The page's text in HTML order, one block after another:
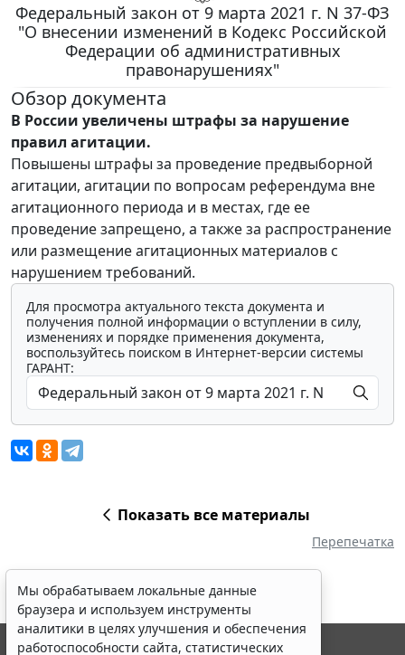
Федеральный закон от 9 марта 2021 г. N 37-ФЗ
"О внесении изменений в Кодекс Российской
Федерации об административных
правонарушениях"
Обзор документа
В России увеличены штрафы за нарушение
правил агитации.
Повышены штрафы за проведение предвыборной
агитации, агитации по вопросам референдума вне
агитационного периода и в местах, где ее
проведение запрещено, а также за распространение
или размещение агитационных материалов с
нарушением требований.
Для просмотра актуального текста документа и
получения полной информации о вступлении в силу,
изменениях и порядке применения документа,
воспользуйтесь поиском в Интернет-версии системы
ГАРАНТ:
Показать все материалы
Перепечатка
Мы обрабатываем локальные данные
браузера и используем инструменты
аналитики в целях улучшения и обеспечения
работоспособности сайта, статистических